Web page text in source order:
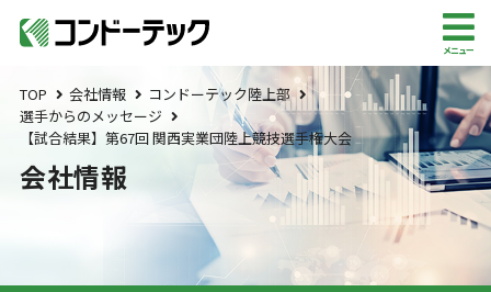
メニュー
TOP 会社情報
コンドーテック陸上部
選手からのメッセージ
【試合結果】第67回 関西実業団陸上競技選手権大会
会社情報